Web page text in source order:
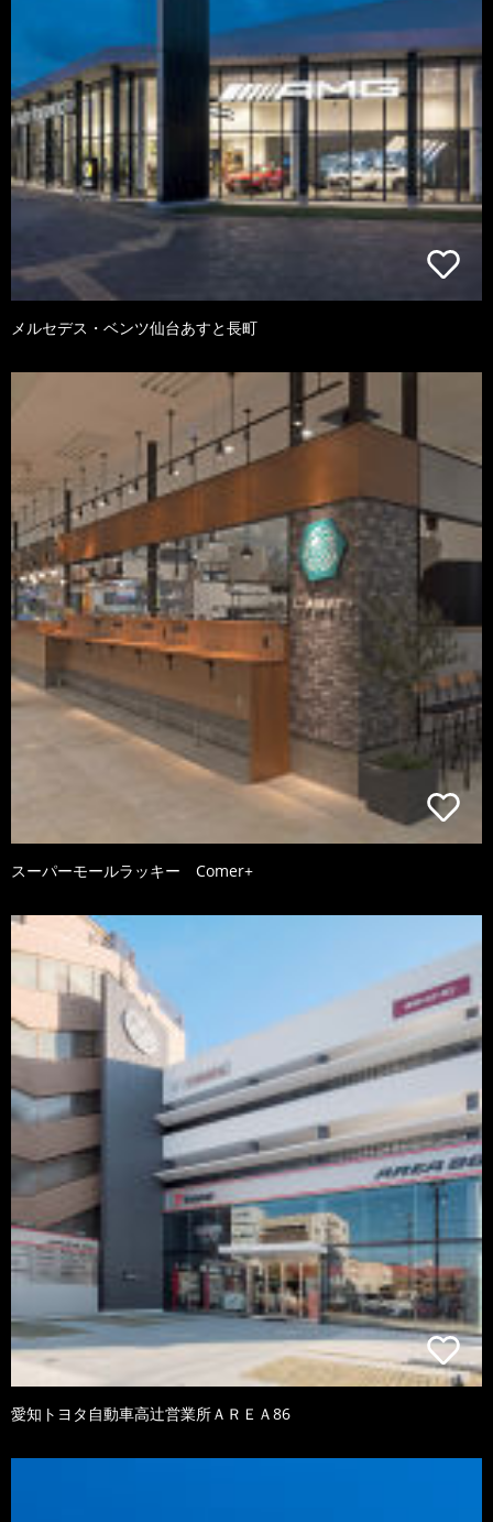
メルセデス・ベンツ仙台あすと長町
スーパーモールラッキー Comer+
愛知トヨタ自動車高辻営業所ＡＲＥＡ86